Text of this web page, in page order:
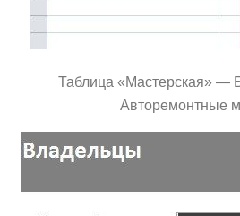
Таблица «Мастерская» —
Авторемонтные